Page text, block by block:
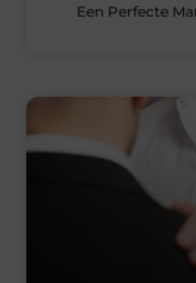
Een Perfecte